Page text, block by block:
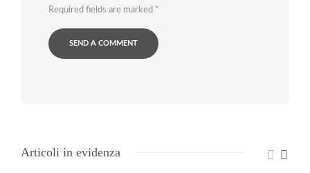
Required fields are marked *
Articoli in evidenza